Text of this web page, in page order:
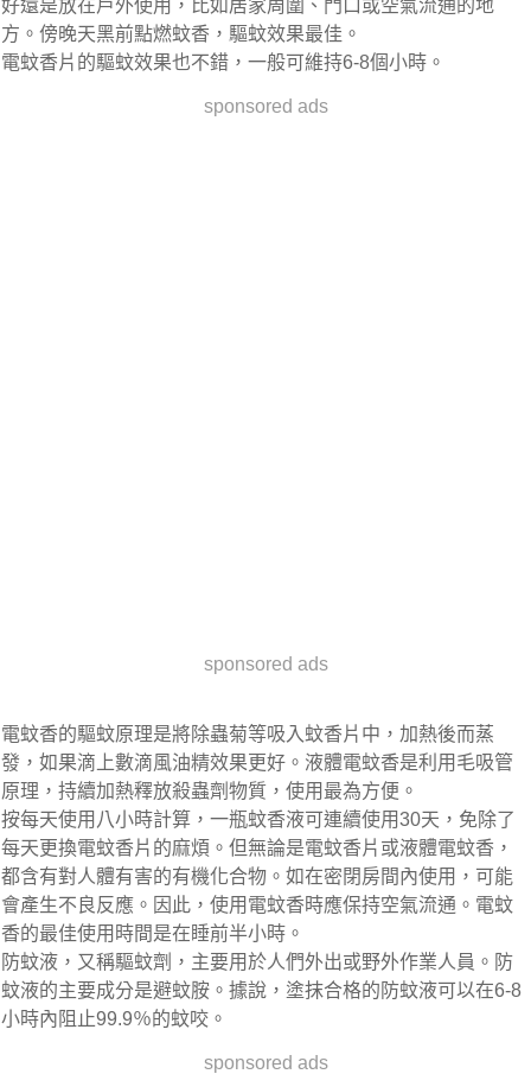
好還是放在戶外使用，比如居家周圍、門口或空氣流通的地
方。傍晚天黑前點燃蚊香，驅蚊效果最佳。
電蚊香片的驅蚊效果也不錯，一般可維持6-8個小時。
sponsored ads
sponsored ads
電蚊香的驅蚊原理是將除蟲菊等吸入蚊香片中，加熱後而蒸
發，如果滴上數滴風油精效果更好。液體電蚊香是利用毛吸管
原理，持續加熱釋放殺蟲劑物質，使用最為方便。
按每天使用八小時計算，一瓶蚊香液可連續使用30天，免除了
每天更換電蚊香片的麻煩。但無論是電蚊香片或液體電蚊香，
都含有對人體有害的有機化合物。如在密閉房間內使用，可能
會產生不良反應。因此，使用電蚊香時應保持空氣流通。電蚊
香的最佳使用時間是在睡前半小時。
防蚊液，又稱驅蚊劑，主要用於人們外出或野外作業人員。防
蚊液的主要成分是避蚊胺。據說，塗抹合格的防蚊液可以在6-8
小時內阻止99.9％的蚊咬。
sponsored ads